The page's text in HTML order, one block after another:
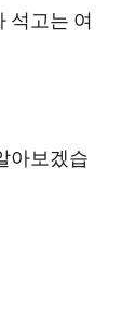
석고는 여
아보겠습